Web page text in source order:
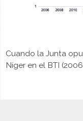
Cuando la Junta
Níger en el BTI